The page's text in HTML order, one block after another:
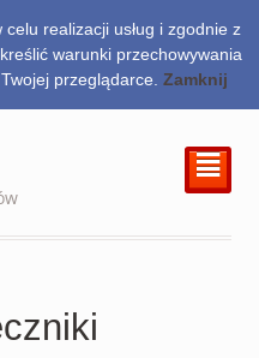
²
realizacji usług i zgodnie z
warunki przechowywania
przeglądarce. Zamknij